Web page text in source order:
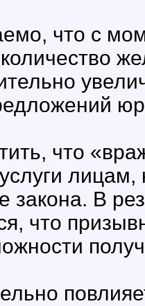
что с
что
закона. В
что